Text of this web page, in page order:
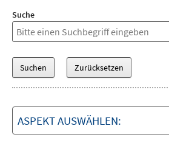
Suche
ASPEKT AUSWÄHLEN: